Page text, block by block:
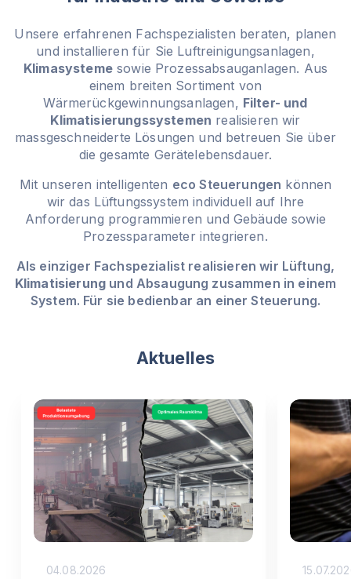
Unsere erfahrenen Fachspezialisten beraten, planen
und installieren für Sie Luftreinigungsanlagen,
Klimasystemesowie Prozessabsauganlagen. Aus
einem breiten Sortiment von
Wärmerückgewinnungsanlagen, Filter- und
Klimatisierungssystemen realisieren wir
massgeschneiderte Lösungen und betreuen Sie über
die gesamte Gerätelebensdauer.
Mit unseren intelligenten eco Steuerungen können
wir das Lüftungssystem individuell auf Ihre
Anforderung programmieren und Gebäude sowie
Prozessparameter integrieren.
Als einziger Fachspezialist realisieren wir Lüftung,
Klimatisierung und Absaugung zusammen in einem
System. Für sie bedienbar an einer Steuerung.
Aktuelles
04.08.2026